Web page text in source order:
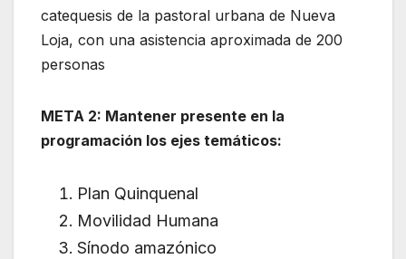
catequesis de la pastoral urbana de Nueva
Loja, con una asistencia aproximada de 200
personas
META 2: Mantener presente en la
programación los ejes temáticos:
Plan Quinquenal
Movilidad Humana
Sínodo amazónico